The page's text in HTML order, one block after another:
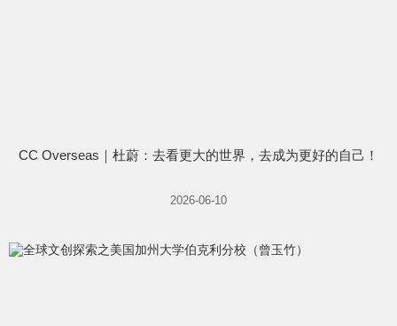
CC Overseas｜杜蔚：去看更大的世界，去成为更好的自己！
2026-06-10